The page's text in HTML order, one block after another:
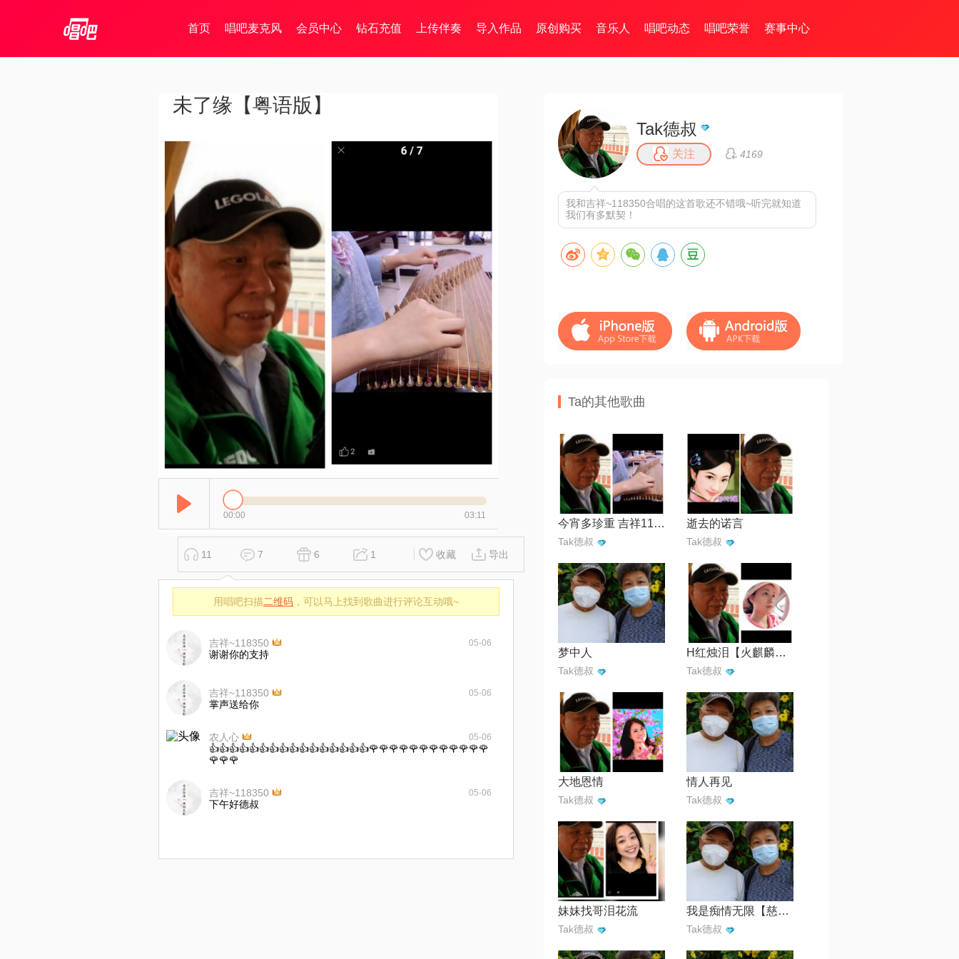
首页 唱吧麦克风 会员中心 钻石充值 上传伴奏 导入作品 原创购买 音乐人 唱吧动态 唱吧荣誉 赛事中心
未了缘【粤语版】
00:00 03:11
11 7 6 1 收藏 导出
用唱吧扫描二维码 ，可以马上找到歌曲进行评论互动哦~
吉祥~118350 05-06
谢谢你的支持
吉祥~118350 05-06
掌声送给你
农人心 05-06
👍👍👍👍👍👍👍👍👍👍👍👍👍👍👍👍🌹🌹🌹🌹🌹🌹🌹🌹🌹🌹🌹🌹
🌹🌹🌹
吉祥~118350 05-06
下午好德叔
Tak德叔
关注 4169
我和吉祥~118350合唱的这首歌还不错哦~听完就知道
我们有多默契！
Ta的其他歌曲
今宵多珍重 吉祥118350【吉祥古筝版】
Tak德叔
逝去的诺言
Tak德叔
梦中人
Tak德叔
H红烛泪【火麒麟制作】
Tak德叔
大地恩情
Tak德叔
情人再见
Tak德叔
妹妹找哥泪花流
Tak德叔
我是痴情无限【慈湖星空】
Tak德叔